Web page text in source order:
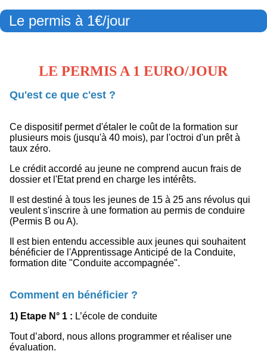
Le permis à 1€/jour
LE PERMIS A 1 EURO/JOUR
Qu'est ce que c'est ?
Ce dispositif permet d'étaler le coût de la formation sur
plusieurs mois (jusqu'à 40 mois), par l'octroi d'un prêt à
taux zéro.
Le crédit accordé au jeune ne comprend aucun frais de
dossier et l'Etat prend en charge les intérêts.
Il est destiné à tous les jeunes de 15 à 25 ans révolus qui
veulent s'inscrire à une formation au permis de conduire
(Permis B ou A).
Il est bien entendu accessible aux jeunes qui souhaitent
bénéficier de l'Apprentissage Anticipé de la Conduite,
formation dite "Conduite accompagnée".
Comment en bénéficier ?
1) Etape N° 1 : L’école de conduite
Tout d’abord, nous allons programmer et réaliser une
évaluation.